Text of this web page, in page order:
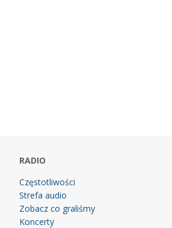
RADIO
Częstotliwości
Strefa audio
Zobacz co graliśmy
Koncerty